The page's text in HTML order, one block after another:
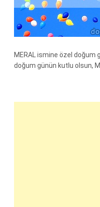
MERAL ismine özel doğum
doğum günün kutlu olsun,